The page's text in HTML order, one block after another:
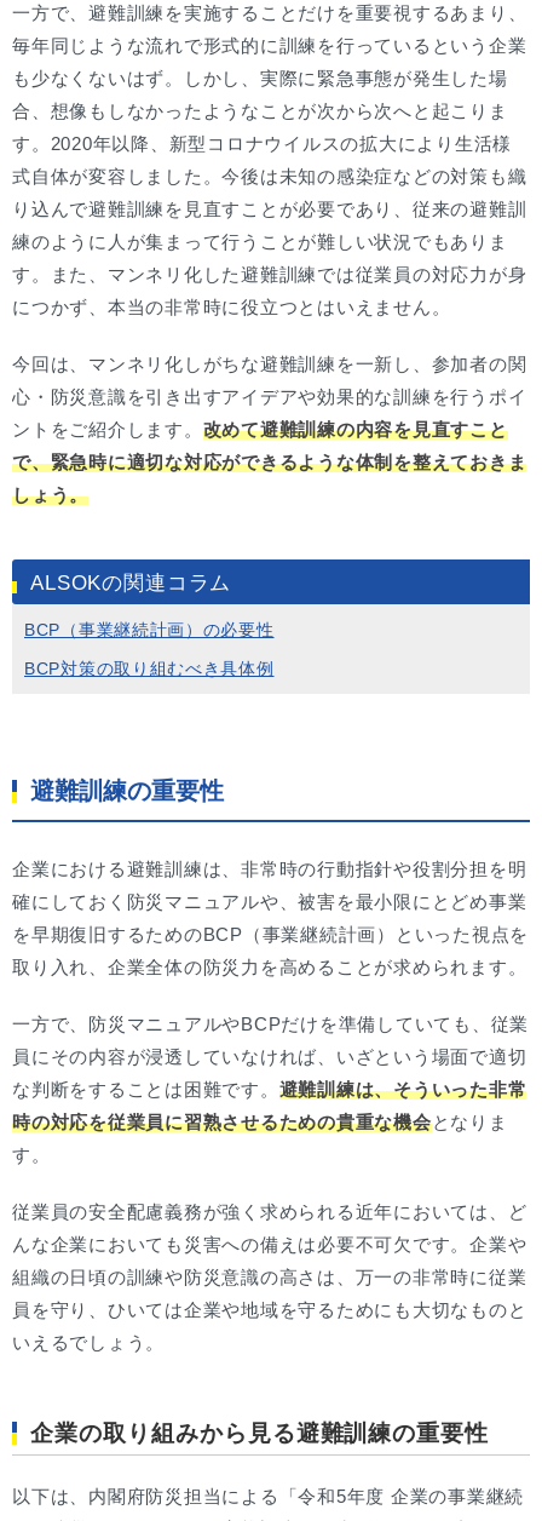
一方で、避難訓練を実施することだけを重要視するあまり、
毎年同じような流れで形式的に訓練を行っているという企業
も少なくないはず。しかし、実際に緊急事態が発生した場
合、想像もしなかったようなことが次から次へと起こりま
す。2020年以降、新型コロナウイルスの拡大により生活様
式自体が変容しました。今後は未知の感染症などの対策も織
り込んで避難訓練を見直すことが必要であり、従来の避難訓
練のように人が集まって行うことが難しい状況でもありま
す。また、マンネリ化した避難訓練では従業員の対応力が身
につかず、本当の非常時に役立つとはいえません。
今回は、マンネリ化しがちな避難訓練を一新し、参加者の関
心・防災意識を引き出すアイデアや効果的な訓練を行うポイ
ントをご紹介します。 改めて避難訓練の内容を見直すこと
で、緊急時に適切な対応ができるような体制を整えておきま
しょう。
ALSOKの関連コラム
BCP（事業継続計画）の必要性
BCP対策の取り組むべき具体例
避難訓練の重要性
企業における避難訓練は、非常時の行動指針や役割分担を明
確にしておく防災マニュアルや、被害を最小限にとどめ事業
を早期復旧するためのBCP（事業継続計画）といった視点を
取り入れ、企業全体の防災力を高めることが求められます。
一方で、防災マニュアルやBCPだけを準備していても、従業
員にその内容が浸透していなければ、いざという場面で適切
な判断をすることは困難です。 避難訓練は、そういった非常
時の対応を従業員に習熟させるための貴重な機会となりま
す。
従業員の安全配慮義務が強く求められる近年においては、ど
んな企業においても災害への備えは必要不可欠です。企業や
組織の日頃の訓練や防災意識の高さは、万一の非常時に従業
員を守り、ひいては企業や地域を守るためにも大切なものと
いえるでしょう。
企業の取り組みから見る避難訓練の重要性
以下は、内閣府防災担当による「令和5年度 企業の事業継続